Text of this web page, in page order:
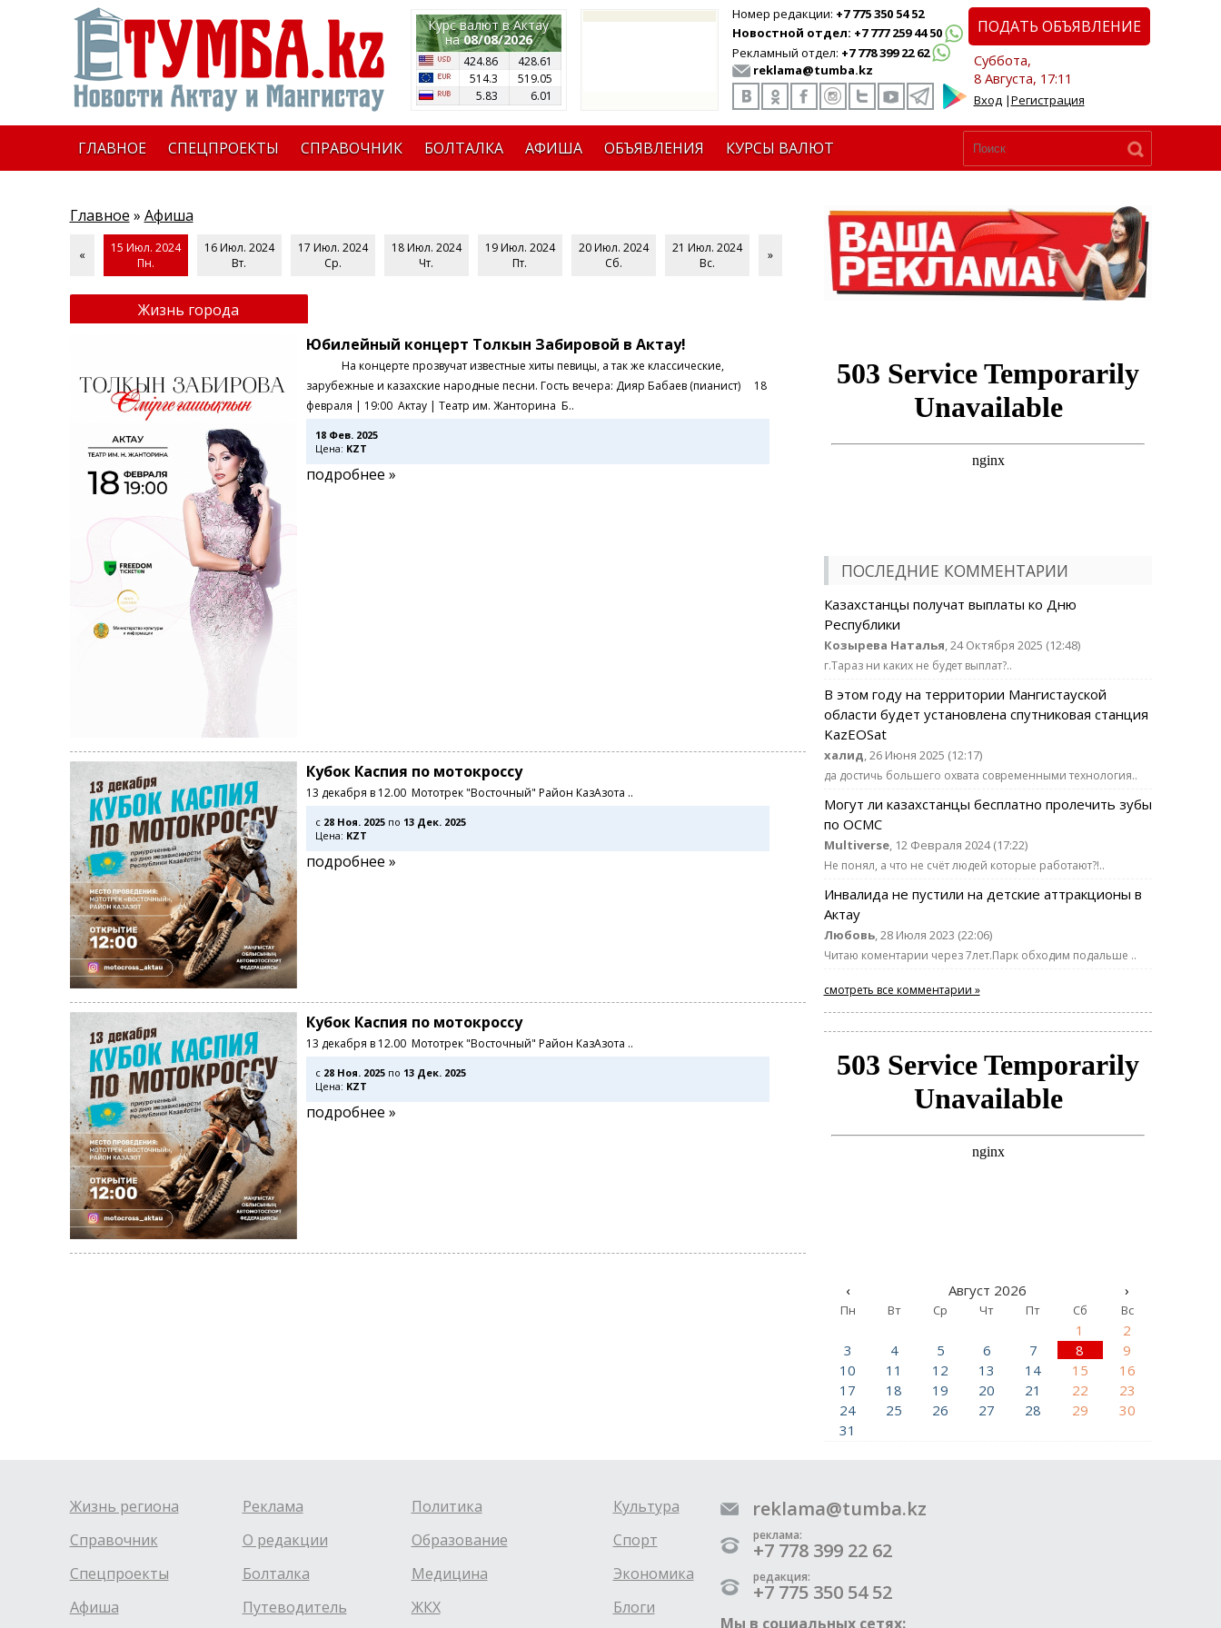
Курс валют в Актау
на08/08/2026
424.86
428.61
514.3
519.05
5.83
6.01
Номер редакции: +7 775 350 54 52
Новостной отдел: +7 777 259 44 50
Рекламный отдел: +7 778 399 22 62
reklama@tumba.kz
ПОДАТЬ ОБЪЯВЛЕНИЕ
Суббота,
8 Августа, 17:11
Вход|Регистрация
ГЛАВНОЕ СПЕЦПРОЕКТЫ СПРАВОЧНИК БОЛТАЛКА АФИША ОБЪЯВЛЕНИЯ КУРСЫ ВАЛЮТ
Главное » Афиша
«
15 Июл. 2024
Пн.
16 Июл. 2024
Вт.
17 Июл. 2024
Ср.
18 Июл. 2024
Чт.
19 Июл. 2024
Пт.
20 Июл. 2024
Сб.
21 Июл. 2024
Вс.
»
Жизнь города
Юбилейный концерт Толкын Забировой в Актау!
На концерте прозвучат известные хиты певицы, а так же классические,
зарубежные и казахские народные песни. Гость вечера: Дияр Бабаев (пианист) 18
февраля | 19:00 Актау | Театр им. Жанторина Б..
18 Фев. 2025
Цена: KZT
подробнее »
Кубок Каспия по мотокроссу
13 декабря в 12.00 Мототрек "Восточный" Район КазАзота ..
c 28 Ноя. 2025по 13 Дек. 2025
Цена: KZT
подробнее »
Кубок Каспия по мотокроссу
13 декабря в 12.00 Мототрек "Восточный" Район КазАзота ..
c 28 Ноя. 2025по 13 Дек. 2025
Цена: KZT
подробнее »
ПОСЛЕДНИЕ КОММЕНТАРИИ
Казахстанцы получат выплаты ко Дню
Республики
Козырева Наталья, 24 Октября 2025 (12:48)
г.Тараз ни каких не будет выплат?..
В этом году на территории Мангистауской
области будет установлена спутниковая станция
KazEOSat
халид, 26 Июня 2025 (12:17)
да достичь большего охвата современными технология..
Могут ли казахстанцы бесплатно пролечить зубы
по ОСМС
Multiverse, 12 Февраля 2024 (17:22)
Не понял, а что не счёт людей которые работают?!..
Инвалида не пустили на детские аттракционы в
Актау
Любовь, 28 Июля 2023 (22:06)
Читаю коментарии через 7лет.Парк обходим подальше ..
смотреть все комментарии »
‹ Август 2026 ›
Пн Вт Ср Чт Пт Сб Вс
1
2
3
4 5 6 7 8
9
10
11 12 13 14 15
16
17
18 19 20 21 22
23
24
25 26 27 28 29
30
31
Жизнь региона
Справочник
Спецпроекты
Афиша
Реклама
О редакции
Болталка
Путеводитель
Политика
Образование
Медицина
ЖКХ
Культура
Спорт
Экономика
Блоги
reklama@tumba.kz
реклама:
+7 778 399 22 62
редакция:
+7 775 350 54 52
Мы в социальных сетях: